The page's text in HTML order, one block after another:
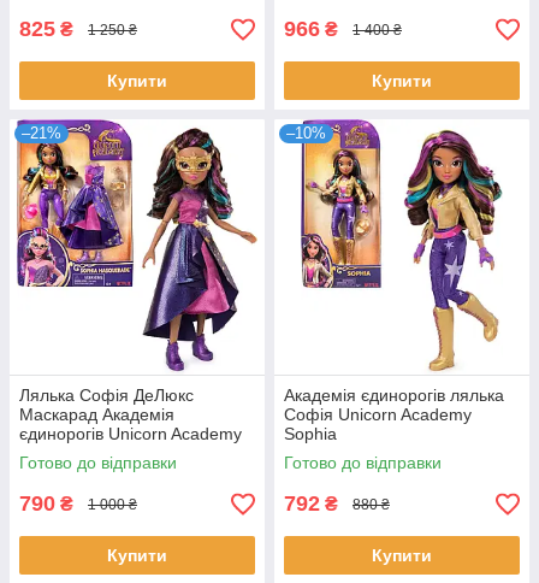
825 ₴ 1 250 ₴
Купити
966 ₴ 1 400 ₴
Купити
–21%
Лялька Софія ДеЛюкс
Маскарад Академія
єдинорогів Unicorn Academy
Sophia Deluxe Masquerade
Ball
Готово до відправки
790 ₴ 1 000 ₴
Купити
–10%
Академія єдинорогів лялька
Софія Unicorn Academy
Sophia
Готово до відправки
792 ₴ 880 ₴
Купити